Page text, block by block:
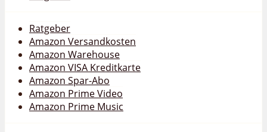
Ratgeber
Amazon Versandkosten
Amazon Warehouse
Amazon VISA Kreditkarte
Amazon Spar-Abo
Amazon Prime Video
Amazon Prime Music